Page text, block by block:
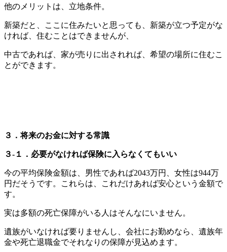
他のメリットは、立地条件。
新築だと、ここに住みたいと思っても、新築が立つ予定がな
ければ、住むことはできませんが、
中古であれば、家が売りに出されれば、希望の場所に住むこ
とができます。
３．将来のお金に対する常識
３-１．必要がなければ保険に入らなくてもいい
今の平均保険金額は、男性であれば2043万円、女性は944万
円だそうです。これらは、これだけあれば安心という金額で
す。
実は多額の死亡保障がいる人はそんなにいません。
遺族がいなければ要りませんし、会社にお勤めなら、遺族年
金や死亡退職金でそれなりの保障が見込めます。